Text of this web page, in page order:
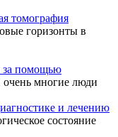
томография
горизонты в
за помощью
очень многие люди
и лечению
состояние